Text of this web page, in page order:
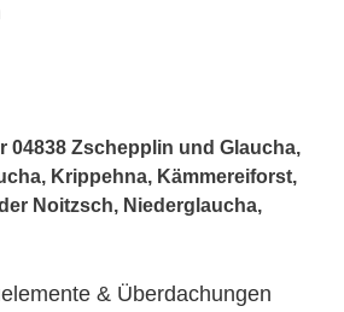
04838 Zschepplin und Glaucha,
Krippehna, Kämmereiforst,
Noitzsch, Niederglaucha,
& Überdachungen